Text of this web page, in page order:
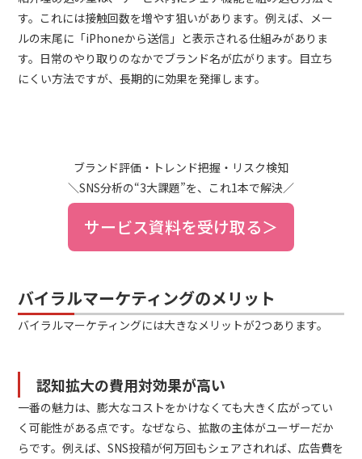
す。これには接触回数を増やす狙いがあります。例えば、メー
ルの末尾に「iPhoneから送信」と表示される仕組みがありま
す。日常のやり取りのなかでブランド名が広がります。目立ち
にくい方法ですが、長期的に効果を発揮します。
ブランド評価・トレンド把握・リスク検知
＼SNS分析の“3大課題”を、これ1本で解決／
サービス資料を受け取る＞
バイラルマーケティングのメリット
バイラルマーケティングには大きなメリットが2つあります。
認知拡大の費用対効果が高い
一番の魅力は、膨大なコストをかけなくても大きく広がってい
く可能性がある点です。なぜなら、拡散の主体がユーザーだか
らです。例えば、SNS投稿が何万回もシェアされれば、広告費を